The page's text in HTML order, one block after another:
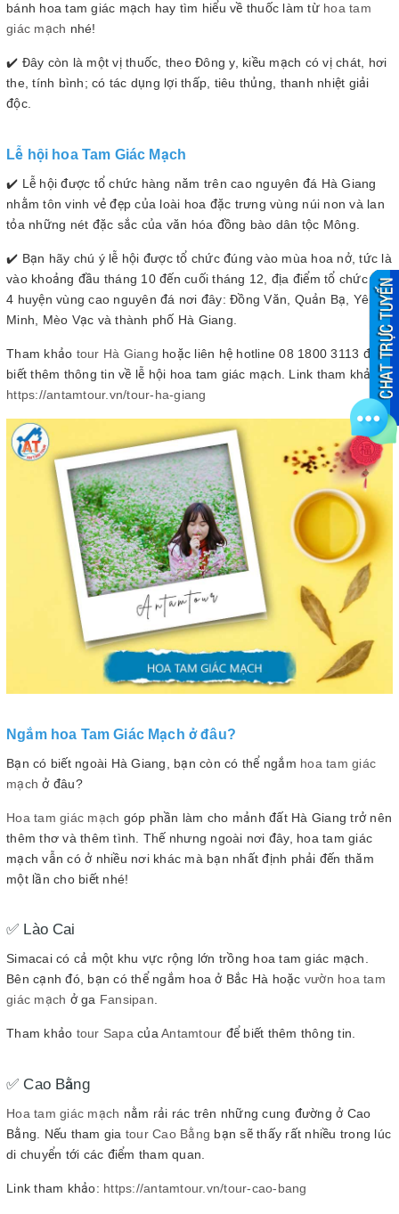
bánh hoa tam giác mạch hay tìm hiểu về thuốc làm từ hoa tam
giác mạch nhé!
✔️ Đây còn là một vị thuốc, theo Đông y, kiều mạch có vị chát, hơi
the, tính bình; có tác dụng lợi thấp, tiêu thủng, thanh nhiệt giải
độc.
Lễ hội hoa Tam Giác Mạch
✔️ Lễ hội được tổ chức hàng năm trên cao nguyên đá Hà Giang
nhằm tôn vinh vẻ đẹp của loài hoa đặc trưng vùng núi non và lan
tỏa những nét đặc sắc của văn hóa đồng bào dân tộc Mông.
✔️ Bạn hãy chú ý lễ hội được tổ chức đúng vào mùa hoa nở, tức là
vào khoảng đầu tháng 10 đến cuối tháng 12, địa điểm tổ chức là ở
4 huyện vùng cao nguyên đá nơi đây: Đồng Văn, Quản Bạ, Yên
Minh, Mèo Vạc và thành phố Hà Giang.
Tham khảo tour Hà Giang hoặc liên hệ hotline 08 1800 3113 để
biết thêm thông tin về lễ hội hoa tam giác mạch. Link tham khảo:
https://antamtour.vn/tour-ha-giang
Ngắm hoa Tam Giác Mạch ở đâu?
Bạn có biết ngoài Hà Giang, bạn còn có thể ngắm hoa tam giác
mạch ở đâu?
Hoa tam giác mạch góp phần làm cho mảnh đất Hà Giang trở nên
thêm thơ và thêm tình. Thế nhưng ngoài nơi đây, hoa tam giác
mạch vẫn có ở nhiều nơi khác mà bạn nhất định phải đến thăm
một lần cho biết nhé!
✅ Lào Cai
Simacai có cả một khu vực rộng lớn trồng hoa tam giác mạch.
Bên cạnh đó, bạn có thể ngắm hoa ở Bắc Hà hoặc vườn hoa tam
giác mạch ở ga Fansipan.
Tham khảo tour SapacủaAntamtour để biết thêm thông tin.
✅ Cao Bằng
Hoa tam giác mạch nằm rải rác trên những cung đường ở Cao
Bằng. Nếu tham gia tour Cao Bằng bạn sẽ thấy rất nhiều trong lúc
di chuyển tới các điểm tham quan.
Link tham khảo: https://antamtour.vn/tour-cao-bang